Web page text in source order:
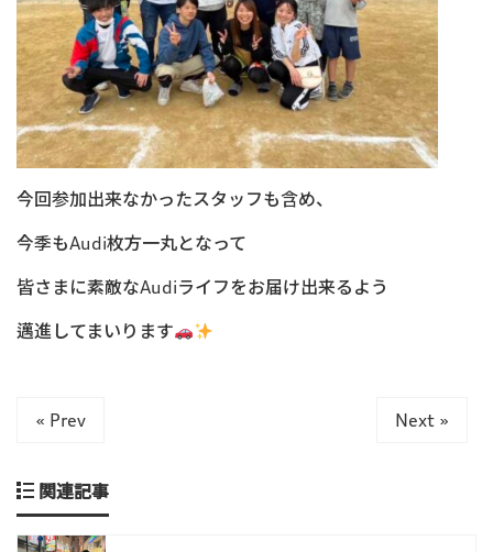
今回参加出来なかったスタッフも含め、
今季もAudi枚方一丸となって
皆さまに素敵なAudiライフをお届け出来るよう
邁進してまいります
« Prev Next »
関連記事